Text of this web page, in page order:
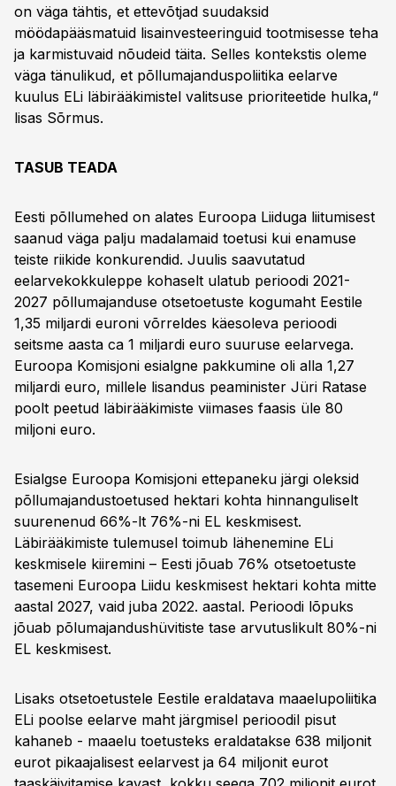
on väga tähtis, et ettevõtjad suudaksid
möödapääsmatuid lisainvesteeringuid tootmisesse teha
ja karmistuvaid nõudeid täita. Selles kontekstis oleme
väga tänulikud, et põllumajanduspoliitika eelarve
kuulus ELi läbirääkimistel valitsuse prioriteetide hulka,“
lisas Sõrmus.
TASUB TEADA
Eesti põllumehed on alates Euroopa Liiduga liitumisest
saanud väga palju madalamaid toetusi kui enamuse
teiste riikide konkurendid. Juulis saavutatud
eelarvekokkuleppe kohaselt ulatub perioodi 2021-
2027 põllumajanduse otsetoetuste kogumaht Eestile
1,35 miljardi euroni võrreldes käesoleva perioodi
seitsme aasta ca 1 miljardi euro suuruse eelarvega.
Euroopa Komisjoni esialgne pakkumine oli alla 1,27
miljardi euro, millele lisandus peaminister Jüri Ratase
poolt peetud läbirääkimiste viimases faasis üle 80
miljoni euro.
Esialgse Euroopa Komisjoni ettepaneku järgi oleksid
põllumajandustoetused hektari kohta hinnanguliselt
suurenenud 66%-lt 76%-ni EL keskmisest.
Läbirääkimiste tulemusel toimub lähenemine ELi
keskmisele kiiremini – Eesti jõuab 76% otsetoetuste
tasemeni Euroopa Liidu keskmisest hektari kohta mitte
aastal 2027, vaid juba 2022. aastal. Perioodi lõpuks
jõuab põlumajandushüvitiste tase arvutuslikult 80%-ni
EL keskmisest.
Lisaks otsetoetustele Eestile eraldatava maaelupoliitika
ELi poolse eelarve maht järgmisel perioodil pisut
kahaneb - maaelu toetusteks eraldatakse 638 miljonit
eurot pikaajalisest eelarvest ja 64 miljonit eurot